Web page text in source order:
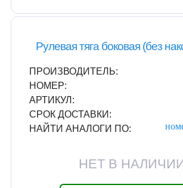
Рулевая тяга боковая (без
ПРОИЗВОДИТЕЛЬ:
НОМЕР:
АРТИКУЛ:
СРОК ДОСТАВКИ:
НАЙТИ АНАЛОГИ ПО:
НЕТ В